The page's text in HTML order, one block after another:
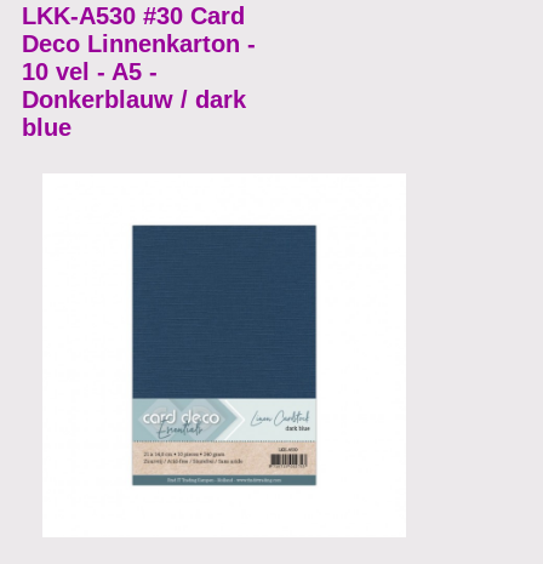
LKK-A530 #30 Card
Deco Linnenkarton -
10 vel - A5 -
Donkerblauw / dark
blue